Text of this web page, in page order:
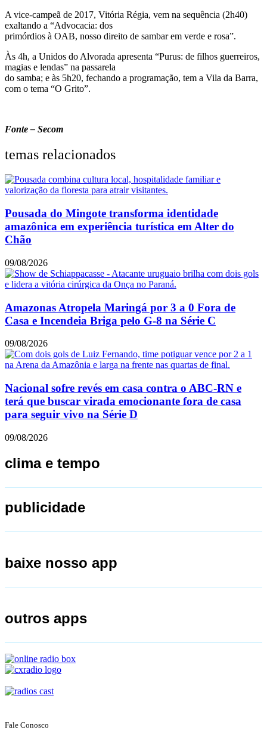
A vice-campeã de 2017, Vitória Régia, vem na sequência (2h40)
exaltando a “Advocacia: dos
primórdios à OAB, nosso direito de sambar em verde e rosa”.
Às 4h, a Unidos do Alvorada apresenta “Purus: de filhos guerreiros,
magias e lendas” na passarela
do samba; e às 5h20, fechando a programação, tem a Vila da Barra,
com o tema “O Grito”.
Fonte – Secom
temas relacionados
Pousada do Mingote transforma identidade
amazônica em experiência turística em Alter do
Chão
09/08/2026
Amazonas Atropela Maringá por 3 a 0 Fora de
Casa e Incendeia Briga pelo G-8 na Série C
09/08/2026
Nacional sofre revés em casa contra o ABC-RN e
terá que buscar virada emocionante fora de casa
para seguir vivo na Série D
09/08/2026
clima e tempo
publicidade
baixe nosso app
outros apps
Fale Conosco